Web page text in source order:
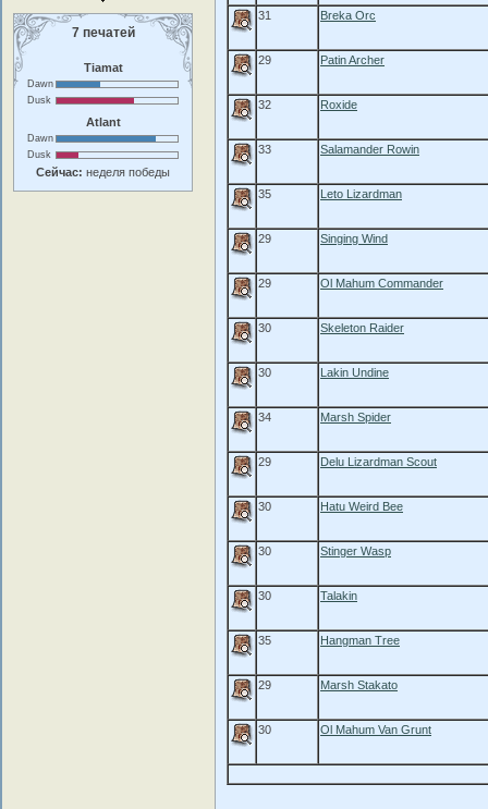
7 печатей
Tiamat
Dawn
Dusk
Atlant
Dawn
Dusk
Сейчас: неделя победы
31 Breka Orc
29 Patin Archer
32 Roxide
33 Salamander Rowin
35 Leto Lizardman
29 Singing Wind
29 Ol Mahum Commander
30 Skeleton Raider
30 Lakin Undine
34 Marsh Spider
29 Delu Lizardman Scout
30 Hatu Weird Bee
30 Stinger Wasp
30 Talakin
35 Hangman Tree
29 Marsh Stakato
30 Ol Mahum Van Grunt